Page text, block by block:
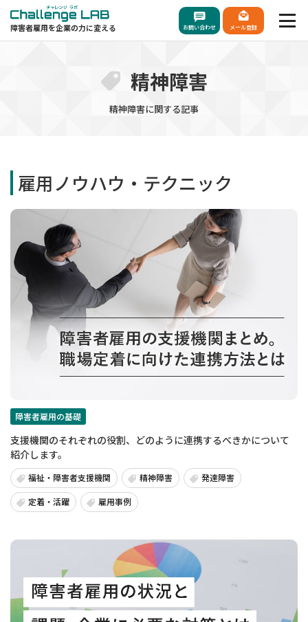
障害者雇用を企業の力に変える お問い合わせ メール登録
精神障害
精神障害に関する記事
雇用ノウハウ・テクニック
障害者雇用の基礎
支援機関のそれぞれの役割、どのように連携するべきかについて
紹介します。
福祉・障害者支援機関 精神障害 発達障害
定着・活躍 雇用事例